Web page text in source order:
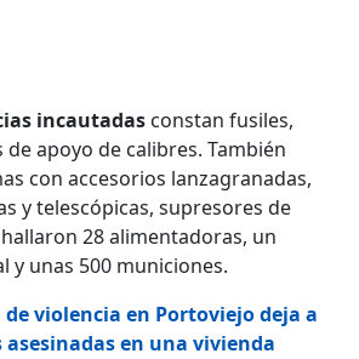
incautadas constan fusiles,
apoyo de calibres. También
con accesorios lanzagranadas,
y telescópicas, supresores de
28 alimentadoras, un
y unas 500 municiones.
de violencia en Portoviejo deja a
en una vivienda